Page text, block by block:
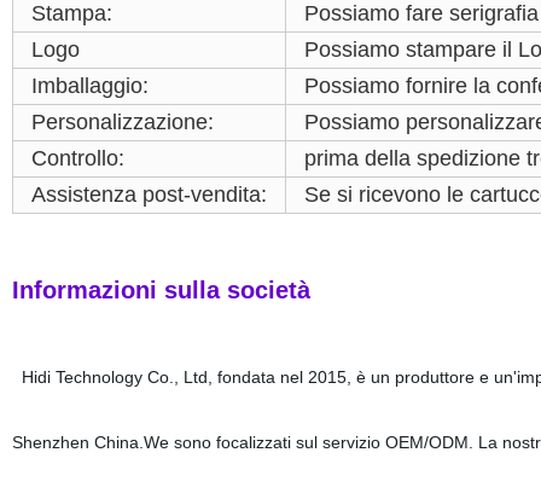
Stampa:
Possiamo fare
Logo
Possiamo stampare il
Imballaggio:
Possiamo fornire la
Personalizzazione:
Possiamo
Controllo:
prima della spedizione
Assistenza post-vendita:
Se si ricevono le
Informazioni sulla società
Hidi Technology Co., Ltd, fondata nel 2015, è un produttore e
Shenzhen China. We sono focalizzati sul servizio OEM/ODM. La